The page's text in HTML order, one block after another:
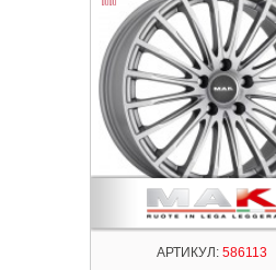
АРТИКУЛ: 586113